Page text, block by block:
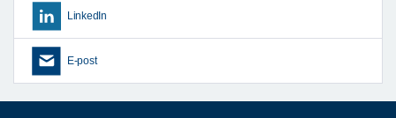
LinkedIn
E-post